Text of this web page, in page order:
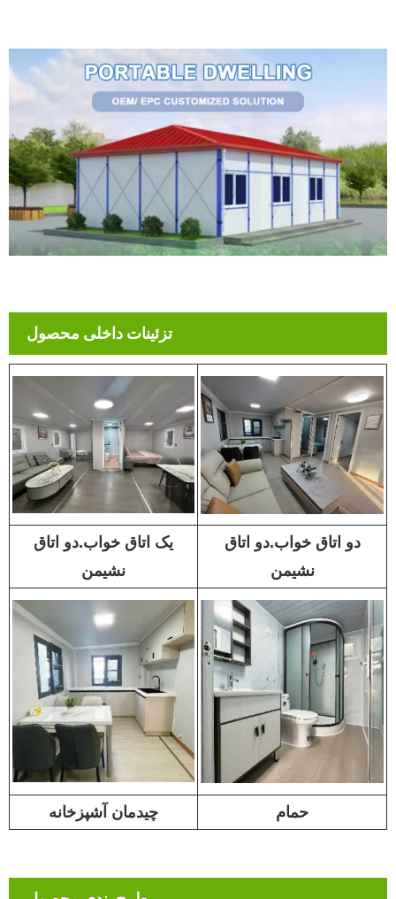
تزئینات داخلی محصول
یک اتاق خواب.دو اتاق
نشیمن
دو اتاق خواب.دو اتاق
نشیمن
چیدمان آشپزخانه حمام